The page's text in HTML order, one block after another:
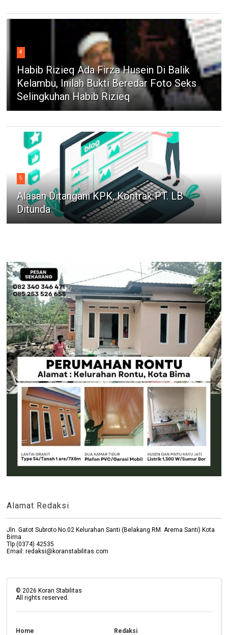
4
Habib Rizieq Ada Firza Husein Di Balik
Kelambu, Inilah Bukti Beredar Foto Seks
Selingkuhan Habib Rizieq
5
Alasan Ditangani KPK, Kontrak PT. LB
Ditunda
Alamat Redaksi
Jln. Gatot Subroto No.02 Kelurahan Santi (Belakang RM. Arema Santi) Kota
Bima
Tlp (0374) 42535
Email: redaksi@koranstabilitas.com
© 2026 Koran Stabilitas
All rights reserved.
Home Redaksi